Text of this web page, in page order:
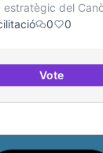
estratègic del
0 0
VoteSuport a